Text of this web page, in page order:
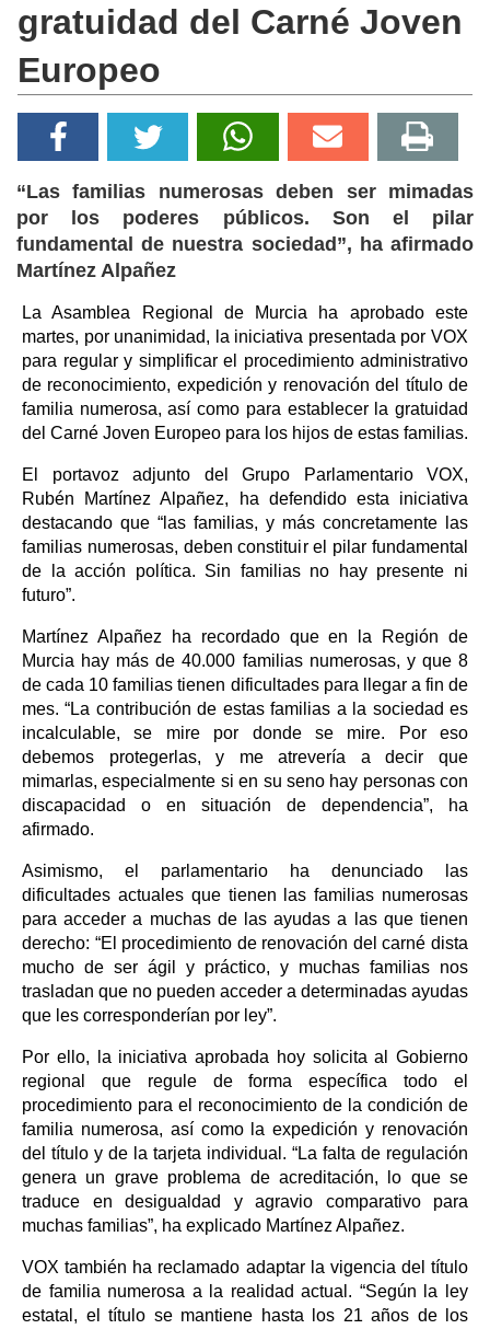
gratuidad del Carné Joven
Europeo
“Las familias numerosas deben ser mimadas
por los poderes públicos. Son el pilar
fundamental de nuestra sociedad”, ha afirmado
Martínez Alpañez
La Asamblea Regional de Murcia ha aprobado este
martes, por unanimidad, la iniciativa presentada por VOX
para regular y simplificar el procedimiento administrativo
de reconocimiento, expedición y renovación del título de
familia numerosa, así como para establecer la gratuidad
del Carné Joven Europeo para los hijos de estas familias.
El portavoz adjunto del Grupo Parlamentario VOX,
Rubén Martínez Alpañez, ha defendido esta iniciativa
destacando que “las familias, y más concretamente las
familias numerosas, deben constituir el pilar fundamental
de la acción política. Sin familias no hay presente ni
futuro”.
Martínez Alpañez ha recordado que en la Región de
Murcia hay más de 40.000 familias numerosas, y que 8
de cada 10 familias tienen dificultades para llegar a fin de
mes. “La contribución de estas familias a la sociedad es
incalculable, se mire por donde se mire. Por eso
debemos protegerlas, y me atrevería a decir que
mimarlas, especialmente si en su seno hay personas con
discapacidad o en situación de dependencia”, ha
afirmado.
Asimismo, el parlamentario ha denunciado las
dificultades actuales que tienen las familias numerosas
para acceder a muchas de las ayudas a las que tienen
derecho: “El procedimiento de renovación del carné dista
mucho de ser ágil y práctico, y muchas familias nos
trasladan que no pueden acceder a determinadas ayudas
que les corresponderían por ley”.
Por ello, la iniciativa aprobada hoy solicita al Gobierno
regional que regule de forma específica todo el
procedimiento para el reconocimiento de la condición de
familia numerosa, así como la expedición y renovación
del título y de la tarjeta individual. “La falta de regulación
genera un grave problema de acreditación, lo que se
traduce en desigualdad y agravio comparativo para
muchas familias”, ha explicado Martínez Alpañez.
VOX también ha reclamado adaptar la vigencia del título
de familia numerosa a la realidad actual. “Según la ley
estatal, el título se mantiene hasta los 21 años de los